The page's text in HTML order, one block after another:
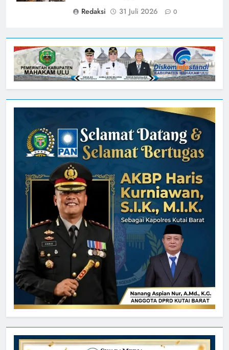
Redaksi
31 Juli 2026 0